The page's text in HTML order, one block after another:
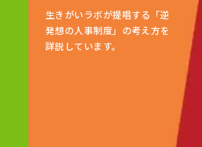
生きがいラボが提唱する「逆
発想の人事制度」の考え方を
詳説しています。